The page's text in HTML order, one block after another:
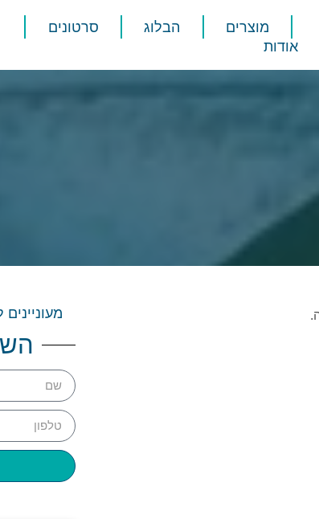
מוצרים הבלוג
סרטונים
אודות